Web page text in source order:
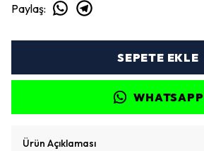
Paylaş:
SEPETE EKLE
WHATSAPP
Ürün Açıklaması